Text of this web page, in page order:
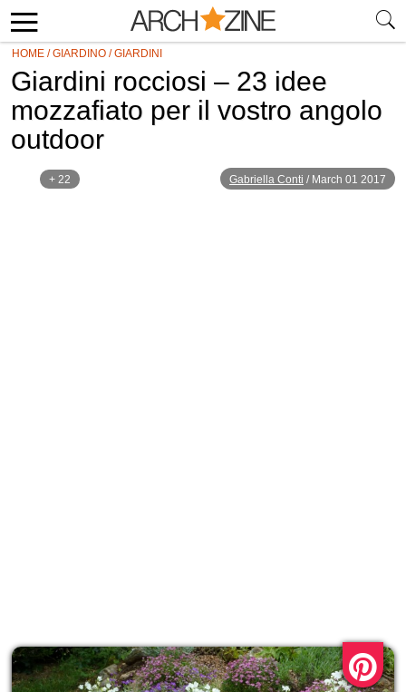
HOME /GIARDINO /GIARDINI
Giardini rocciosi – 23 idee
mozzafiato per il vostro angolo
outdoor
+ 22 Gabriella Conti / March 01 2017